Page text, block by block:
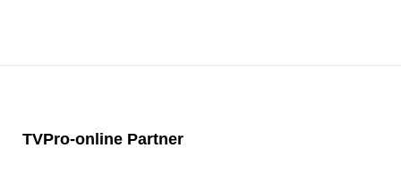
TVPro-online Partner